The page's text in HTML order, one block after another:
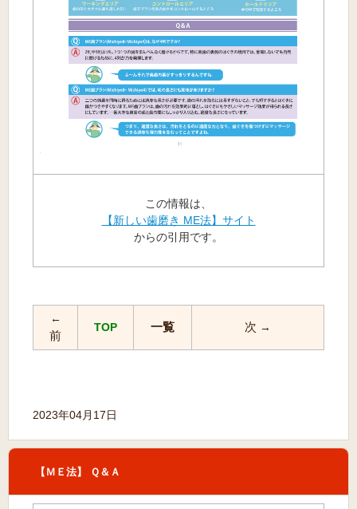
この情報は、
【新しい歯磨き ME法】サイト
からの引用です。
←
前
TOP 一覧 次 →
2023年04月17日
【ＭＥ法】 Ｑ＆Ａ